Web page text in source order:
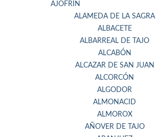
AJOFRÍN
ALAMEDA DE LA SAGRA
ALBACETE
ALBARREAL DE TAJO
ALCABÓN
ALCAZAR DE SAN JUAN
ALCORCÓN
ALGODOR
ALMONACID
ALMOROX
AÑOVER DE TAJO